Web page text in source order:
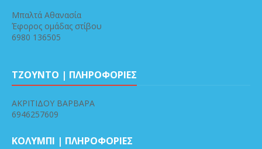
Μπαλτά Αθανασία
Έφορος ομάδας στίβου
6980 136505
ΤΖΟΥΝΤΟ | ΠΛΗΡΟΦΟΡΙΕΣ
ΑΚΡΙΤΙΔΟΥ ΒΑΡΒΑΡΑ
6946257609
ΚΟΛΥΜΠΙ | ΠΛΗΡΟΦΟΡΙΕΣ